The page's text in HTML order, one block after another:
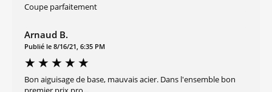
Coupe parfaitement
Arnaud B.
Publié le 8/16/21, 6:35 PM
Bon aiguisage de base, mauvais acier. Dans l'ensemble bon